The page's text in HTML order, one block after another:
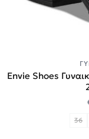
Envie Shoes
36